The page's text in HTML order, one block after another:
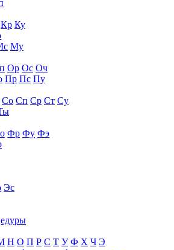
Кр Ку
Му
Ор Ос Оч
Пр Пс Пу
Со Сп Ср Ст Су
Фр Фу Фэ
Эс
Н О П Р С Т У Ф Х Ч Э